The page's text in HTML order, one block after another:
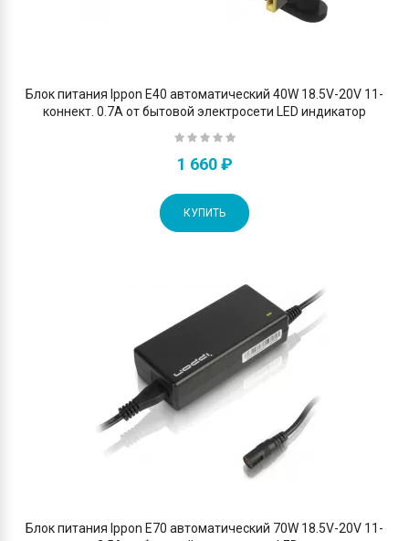
Блок питания Ippon E40 автоматический 40W 18.5V-20V 11-
коннект. 0.7A от бытовой электросети LED индикатор
1 660 ₽
КУПИТЬ
Блок питания Ippon E70 автоматический 70W 18.5V-20V 11-